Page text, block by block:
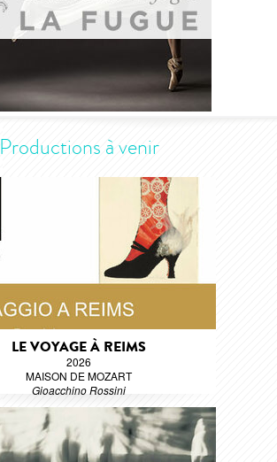
Productions à venir
LE VOYAGE À REIMS
2026
MAISON DE MOZART
Gioacchino Rossini